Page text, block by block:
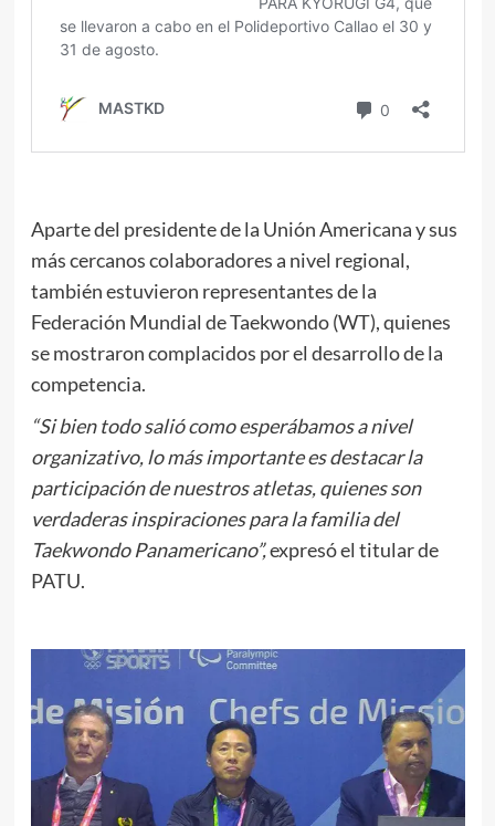
Aparte del presidente de la Unión Americana y sus
más cercanos colaboradores a nivel regional,
también estuvieron representantes de la
Federación Mundial de Taekwondo (WT), quienes
se mostraron complacidos por el desarrollo de la
competencia.
“Si bien todo salió como esperábamos a nivel
organizativo, lo más importante es destacar la
participación de nuestros atletas, quienes son
verdaderas inspiraciones para la familia del
Taekwondo Panamericano”,expresó el titular de
PATU.